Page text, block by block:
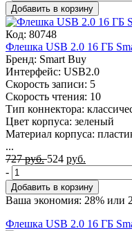
Добавить в корзину
Код: 80748
Флешка USB 2.0 16 ГБ
Бренд: Smart Buy
Интерфейс: USB2.0
Скорость записи: 5
Скорость чтения: 10
Тип коннектора:
Цвет корпуса: зеленый
Материал корпуса:
...
727руб. 524 руб.
-
Добавить в корзину
Ваша экономия: 28% или
Флешка USB 2.0 16 ГБ